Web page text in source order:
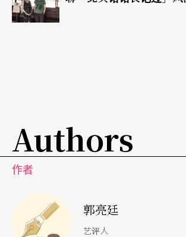
经过多年争取，才在2016年达到共同
而由部落居民讨论出营运艺术村的
你和爸爸去的海边，是阿美族的传统
就在不远处，海浪很壮观吧，那是自
神话场景。
Authors
作者
郭亮廷
艺评人